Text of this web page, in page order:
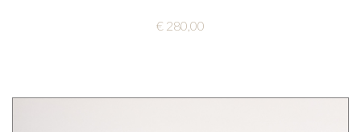
€ 280,00